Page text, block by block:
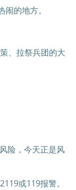
的地方。
、拉祭兵团的大
险，今天正是风
或119报警。